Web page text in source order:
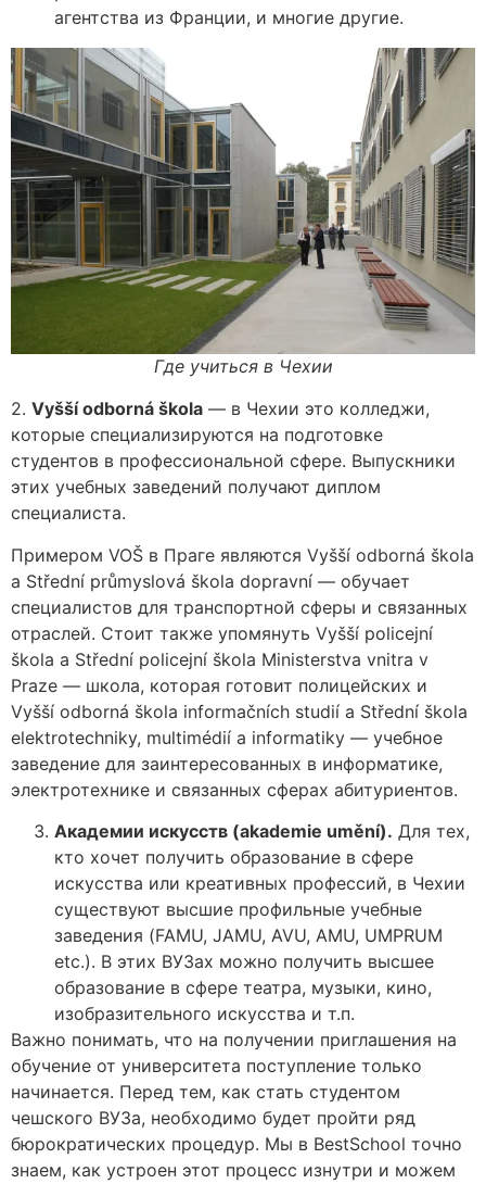
агентства из Франции, и многие другие.
Где учиться в Чехии
2. Vyšší odborná škola — в Чехии это колледжи,
которые специализируются на подготовке
студентов в профессиональной сфере. Выпускники
этих учебных заведений получают диплом
специалиста.
Примером VOŠ в Праге являются Vyšší odborná škola
a Střední průmyslová škola dopravní — обучает
специалистов для транспортной сферы и связанных
отраслей. Стоит также упомянуть Vyšší policejní
škola a Střední policejní škola Ministerstva vnitra v
Praze — школа, которая готовит полицейских и
Vyšší odborná škola informačních studií a Střední škola
elektrotechniky, multimédií a informatiky — учебное
заведение для заинтересованных в информатике,
электротехнике и связанных сферах абитуриентов.
Академии искусств (akademie umění). Для тех,
кто хочет получить образование в сфере
искусства или креативных профессий, в Чехии
существуют высшие профильные учебные
заведения (FAMU, JAMU, AVU, AMU, UMPRUM
etc.). В этих ВУЗах можно получить высшее
образование в сфере театра, музыки, кино,
изобразительного искусства и т.п.
Важно понимать, что на получении приглашения на
обучение от университета поступление только
начинается. Перед тем, как стать студентом
чешского ВУЗа, необходимо будет пройти ряд
бюрократических процедур. Мы в BestSchool точно
знаем, как устроен этот процесс изнутри и можем